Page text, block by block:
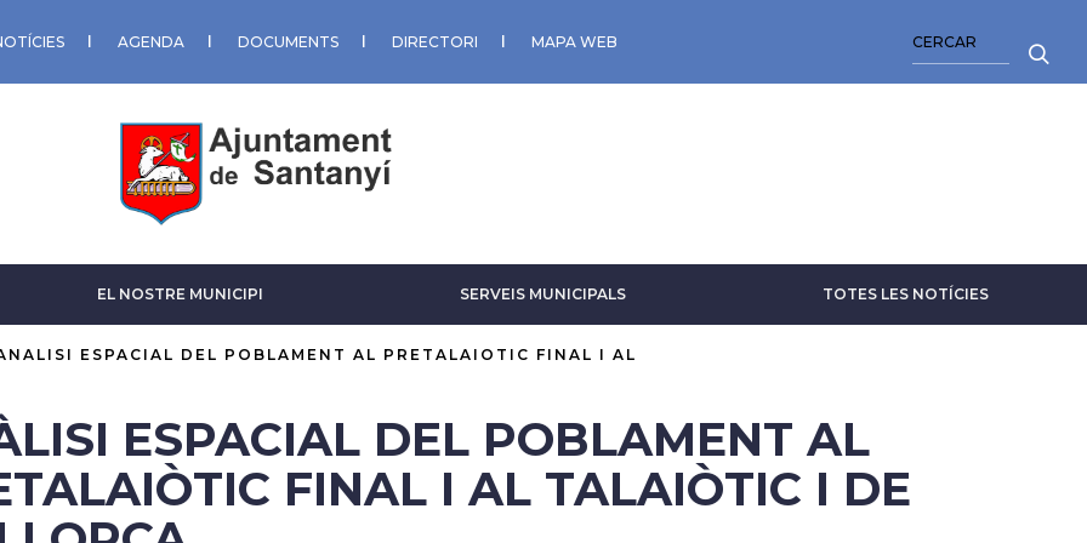
AGENDA DOCUMENTS DIRECTORI MAPA WEB
EL NOSTRE MUNICIPI SERVEIS MUNICIPALS TOTES LES NOTÍCIES
ESPACIAL DEL POBLAMENT AL PRETALAIOTIC FINAL I AL
ESPACIAL DEL POBLAMENT AL
FINAL I AL TALAIÒTIC I DE